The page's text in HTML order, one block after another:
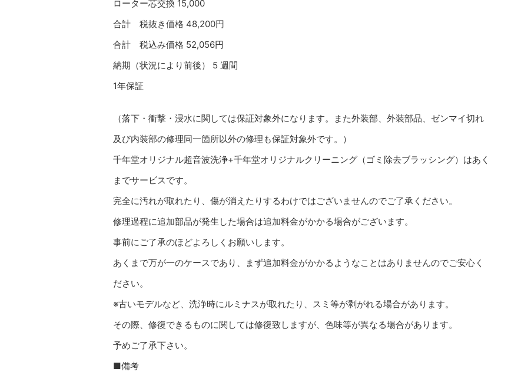
ローター芯交換 15,000
合計 税抜き価格 48,200円
合計 税込み価格 52,056円
納期（状況により前後） 5 週間
1年保証
（落下・衝撃・浸水に関しては保証対象外になります。また外装部、外装部品、ゼンマイ切れ
及び内装部の修理同一箇所以外の修理も保証対象外です。）
千年堂オリジナル超音波洗浄+千年堂オリジナルクリーニング（ゴミ除去ブラッシング）はあく
までサービスです。
完全に汚れが取れたり、傷が消えたりするわけではございませんのでご了承ください。
修理過程に追加部品が発生した場合は追加料金がかかる場合がございます。
事前にご了承のほどよろしくお願いします。
あくまで万が一のケースであり、まず追加料金がかかるようなことはありませんのでご安心く
ださい。
※古いモデルなど、洗浄時にルミナスが取れたり、スミ等が剥がれる場合があります。
その際、修復できるものに関しては修復致しますが、色味等が異なる場合があります。
予めご了承下さい。
■備考